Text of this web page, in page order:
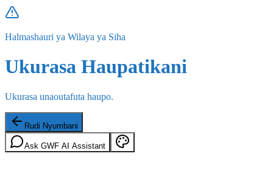
Halmashauri ya Wilaya ya Siha
Ukurasa Haupatikani
Ukurasa unaoutafuta haupo.
Rudi Nyumbani
Ask GWF AI Assistant